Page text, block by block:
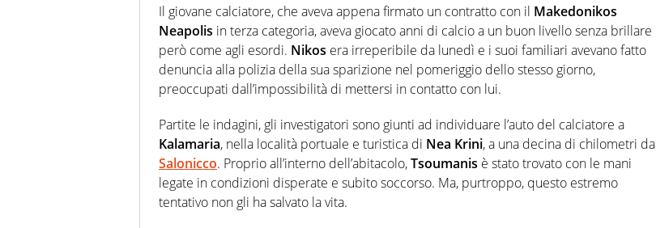
Il giovane calciatore, che aveva appena firmato un contratto con il Makedonikos
Neapolis in terza categoria, aveva giocato anni di calcio a un buon livello senza brillare
però come agli esordi. Nikos era irreperibile da lunedì e i suoi familiari avevano fatto
denuncia alla polizia della sua sparizione nel pomeriggio dello stesso giorno,
preoccupati dall’impossibilità di mettersi in contatto con lui.
Partite le indagini, gli investigatori sono giunti ad individuare l’auto del calciatore a
Kalamaria, nella località portuale e turistica di Nea Krini, a una decina di chilometri da
Salonicco. Proprio all’interno dell’abitacolo,Tsoumanis è stato trovato con le mani
legate in condizioni disperate e subito soccorso. Ma, purtroppo, questo estremo
tentativo non gli ha salvato la vita.